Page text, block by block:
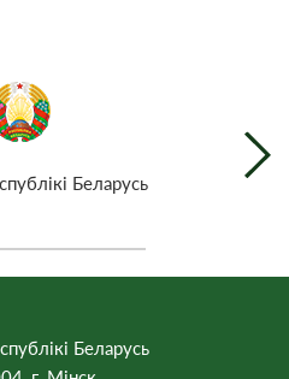
Беларусь
Беларусь